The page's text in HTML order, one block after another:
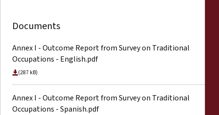
Documents
Annex I - Outcome Report from Survey on Traditional
Occupations - English.pdf
(287 kB)
Annex I - Outcome Report from Survey on Traditional
Occupations - Spanish.pdf